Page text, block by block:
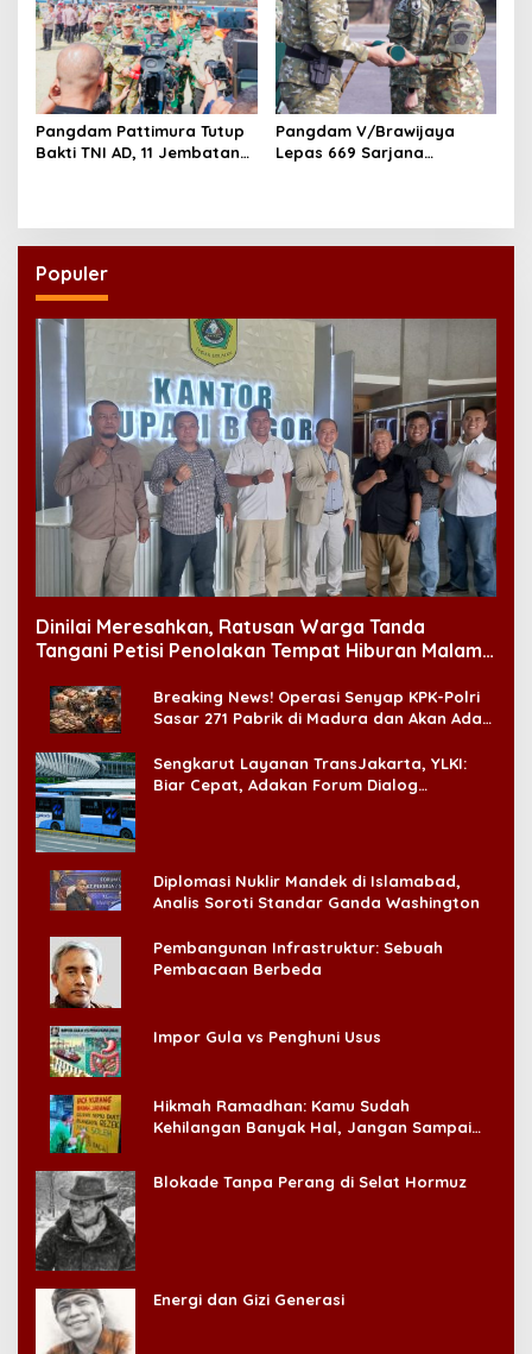
Pangdam Pattimura Tutup
Bakti TNI AD, 11 Jembatan
Pangdam V/Brawijaya
Lepas 669 Sarjana
Populer
Dinilai Meresahkan, Ratusan Warga Tanda
Tangani Petisi Penolakan Tempat Hiburan Malam
Breaking News! Operasi Senyap KPK-Polri
Sasar 271 Pabrik di Madura dan Akan Ada
Sengkarut Layanan TransJakarta, YLKI:
Biar Cepat, Adakan Forum Dialog
Diplomasi Nuklir Mandek di Islamabad,
Analis Soroti Standar Ganda Washington
Pembangunan Infrastruktur: Sebuah
Pembacaan Berbeda
Impor Gula vs Penghuni Usus
Hikmah Ramadhan: Kamu Sudah
Kehilangan Banyak Hal, Jangan Sampai
Blokade Tanpa Perang di Selat Hormuz
Energi dan Gizi Generasi